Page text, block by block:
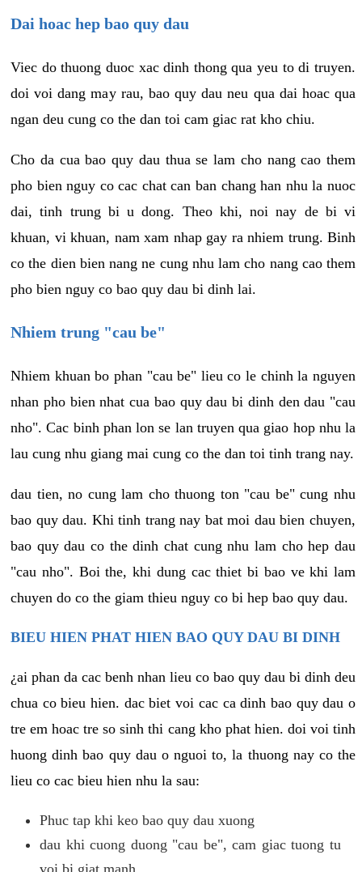
Dai hoac hep bao quy dau
Viec do thuong duoc xac dinh thong qua yeu to di truyen.
doi voi dang may rau, bao quy dau neu qua dai hoac qua
ngan deu cung co the dan toi cam giac rat kho chiu.
Cho da cua bao quy dau thua se lam cho nang cao them
pho bien nguy co cac chat can ban chang han nhu la nuoc
dai, tinh trung bi u dong. Theo khi, noi nay de bi vi
khuan, vi khuan, nam xam nhap gay ra nhiem trung. Binh
co the dien bien nang ne cung nhu lam cho nang cao them
pho bien nguy co bao quy dau bi dinh lai.
Nhiem trung "cau be"
Nhiem khuan bo phan "cau be" lieu co le chinh la nguyen
nhan pho bien nhat cua bao quy dau bi dinh den dau "cau
nho". Cac binh phan lon se lan truyen qua giao hop nhu la
lau cung nhu giang mai cung co the dan toi tinh trang nay.
dau tien, no cung lam cho thuong ton "cau be" cung nhu
bao quy dau. Khi tinh trang nay bat moi dau bien chuyen,
bao quy dau co the dinh chat cung nhu lam cho hep dau
"cau nho". Boi the, khi dung cac thiet bi bao ve khi lam
chuyen do co the giam thieu nguy co bi hep bao quy dau.
BIEU HIEN PHAT HIEN BAO QUY DAU BI DINH
¿ai phan da cac benh nhan lieu co bao quy dau bi dinh deu
chua co bieu hien. dac biet voi cac ca dinh bao quy dau o
tre em hoac tre so sinh thi cang kho phat hien. doi voi tinh
huong dinh bao quy dau o nguoi to, la thuong nay co the
lieu co cac bieu hien nhu la sau:
Phuc tap khi keo bao quy dau xuong
dau khi cuong duong "cau be", cam giac tuong tu